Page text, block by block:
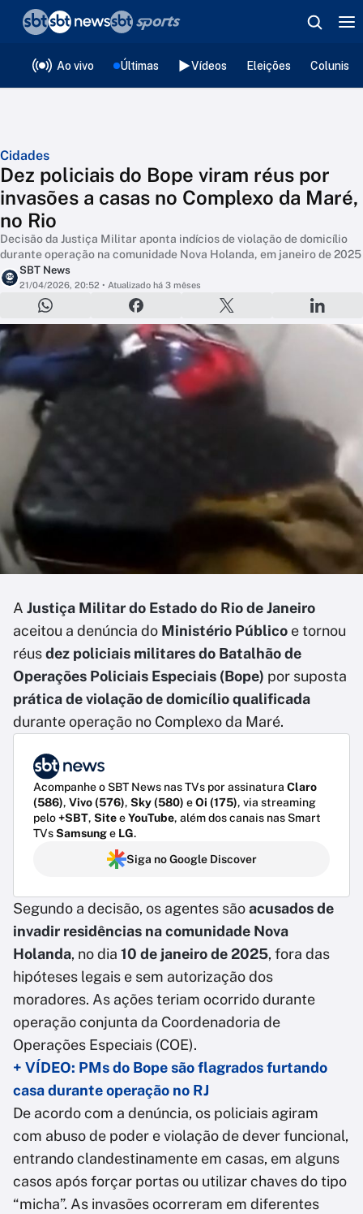
Ao vivo Últimas Vídeos Eleições
Cidades
Dez policiais do Bope viram réus por
invasões a casas no Complexo da Maré,
no Rio
Decisão da Justiça Militar aponta indícios de violação de domicílio
durante operação na comunidade Nova Holanda, em janeiro de 2025
SBT News
21/04/2026, 20:52 • Atualizado há 3 mêses
A Justiça Militar do Estado do Rio de Janeiro
aceitou a denúncia do Ministério Público e tornou
réusdez policiais militares do Batalhão de
Operações Policiais Especiais (Bope) por suposta
prática de violação de domicílio qualificada
durante operação no Complexo da Maré.
Acompanhe o SBT News nas TVs por assinatura Claro
(586), Vivo (576), Sky (580) eOi (175), via streaming
pelo+SBT, SiteeYouTube, além dos canais nas Smart
TVsSamsunge LG.
Siga no Google Discover
Segundo a decisão, os agentes sãoacusados de
invadir residências na comunidade Nova
Holanda, no dia 10 de janeiro de 2025, fora das
hipóteses legais e sem autorização dos
moradores. As ações teriam ocorrido durante
operação conjunta da Coordenadoria de
Operações Especiais (COE).
+ VÍDEO: PMs do Bope são flagrados furtando
casa durante operação no RJ
De acordo com a denúncia, os policiais agiram
com abuso de poder e violação de dever funcional,
entrando clandestinamente em casas, em alguns
casos após forçar portas ou utilizar chaves do tipo
“micha”. As invasões ocorreram em diferentes
❮voltar
Editorias